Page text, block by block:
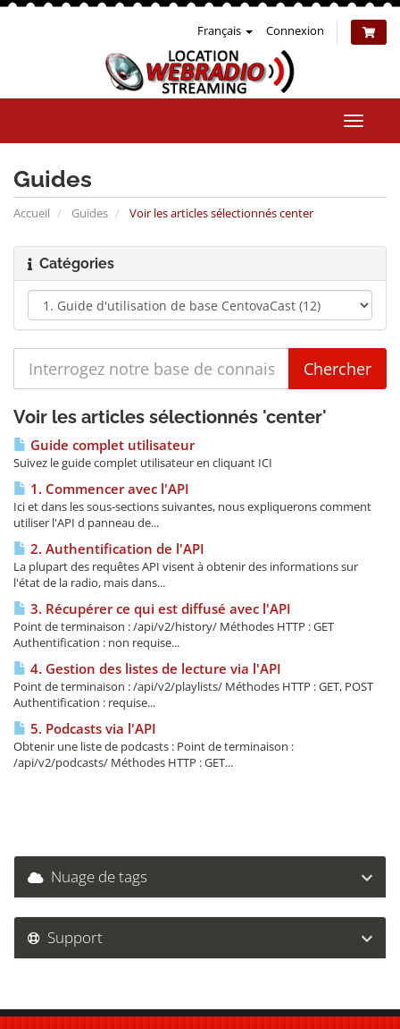
Français Connexion
la
Guides
Accueil Guides Voir les articles sélectionnés center
Catégories
Voir les articles sélectionnés 'center'
Guide complet utilisateur
Suivez le guide complet utilisateur en cliquant ICI
1. Commencer avec l'API
Ici et dans les sous-sections suivantes, nous expliquerons comment
utiliser l'API d panneau de...
2. Authentification de l'API
La plupart des requêtes API visent à obtenir des informations sur
l'état de la radio, mais dans...
3. Récupérer ce qui est diffusé avec l'API
Point de terminaison : /api/v2/history/ Méthodes HTTP : GET
Authentification : non requise...
4. Gestion des listes de lecture via l'API
Point de terminaison : /api/v2/playlists/ Méthodes HTTP : GET, POST
Authentification : requise...
5. Podcasts via l'API
Obtenir une liste de podcasts : Point de terminaison :
/api/v2/podcasts/ Méthodes HTTP : GET...
Nuage de tags
Support